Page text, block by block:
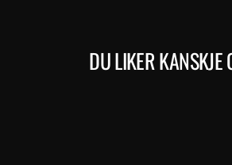
DU LIKER KANSKJE